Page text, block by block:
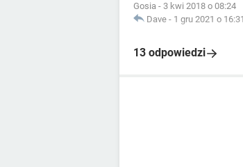
Gosia - 3 kwi 2018 o 08:24
Dave - 1 gru 2021 o 16:31
13 odpowiedzi